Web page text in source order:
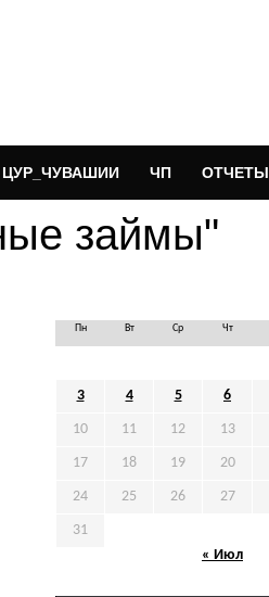
ЦУР_ЧУВАШИИ ЧП ОТЧЕТЫ
займы"
Пн Вт Ср Чт
3 4 5 6
10 11 12 13
17 18 19 20
24 25 26 27
31
« Июл